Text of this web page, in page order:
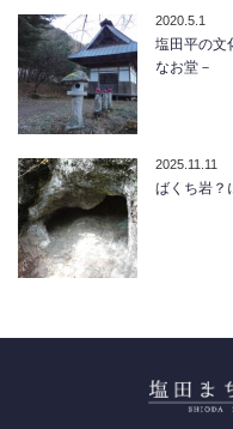
2020.5.1
塩田平の文
なお堂－
2025.11.11
ばくち岩